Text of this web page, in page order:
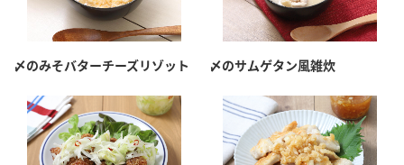
クイック調味料 レモン果汁
ふりかけ おすしの素
ぽん酢
鍋なび
納豆のサイト
ミツカンの歴史
環境への取り組み
水の文化センター（アーカイブ）
採用情報
ニュースリリース
お客様相談センター
〆のみそバターチーズリゾット 〆のサムゲタン風雑炊